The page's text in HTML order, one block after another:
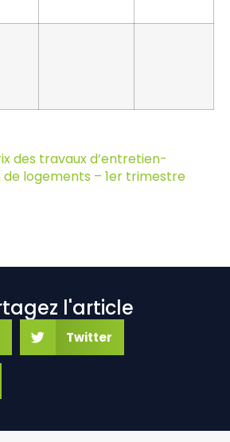
des travaux d’entretien-
logements – 1er trimestre
l'article
Twitter